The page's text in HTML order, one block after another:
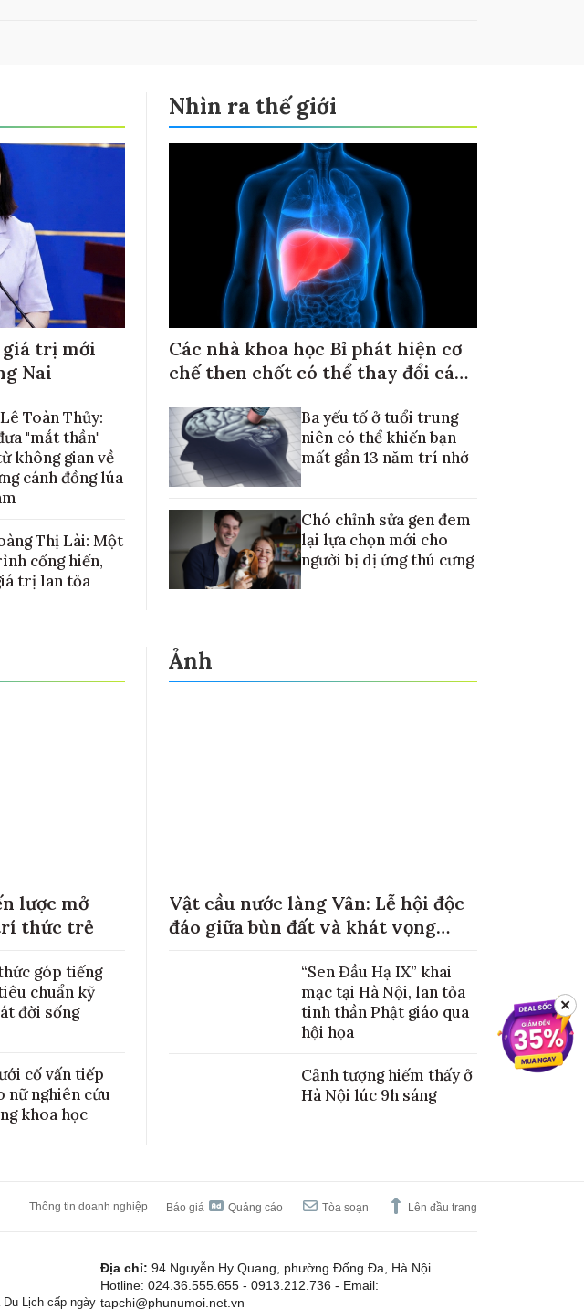
giá trị mới
Nai
Toàn Thủy:
"mắt thần"
không gian về
cánh đồng lúa
Thị Lài: Một
cống hiến,
trị lan tỏa
Nhìn ra thế giới
Các nhà khoa học Bỉ phát hiện cơ
chế then chốt có thể thay đổi cách
Ba yếu tố ở tuổi trung
niên có thể khiến bạn
mất gần 13 năm trí nhớ
Chó chỉnh sửa gen đem
lại lựa chọn mới cho
người bị dị ứng thú cưng
lược mở
thức trẻ
góp tiếng
chuẩn kỹ
đời sống
cố vấn tiếp
nữ nghiên cứu
khoa học
Ảnh
Vật cầu nước làng Vân: Lễ hội độc
đáo giữa bùn đất và khát vọng
“Sen Đầu Hạ IX” khai
mạc tại Hà Nội, lan tỏa
tinh thần Phật giáo qua
hội họa
Cảnh tượng hiếm thấy ở
Hà Nội lúc 9h sáng
Thông tin doanh nghiệp Báo giá Quảng cáo Tòa soạn Lên đầu trang
Lịch cấp ngày
Địa chỉ: 94 Nguyễn Hy Quang, phường Đống Đa, Hà Nội.
Hotline: 024.36.555.655 - 0913.212.736 - Email:
tapchi@phunumoi.net.vn
✕